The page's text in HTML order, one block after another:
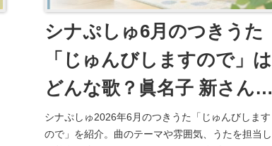
シナぷしゅ6月のつきうた
「じゅんびしますので」は
どんな歌？眞名子 新さんと
ceciさんも紹介
シナぷしゅ2026年6月のつきうた「じゅんびします
ので」を紹介。曲のテーマや雰囲気、うたを担当し